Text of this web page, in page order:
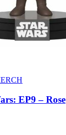
EP9 – Rose